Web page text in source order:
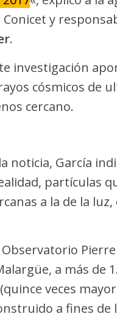
y
.
investigación
cósmicos de
cercano.
noticia, García
partículas
a la de la
a más de
veces
a fines de